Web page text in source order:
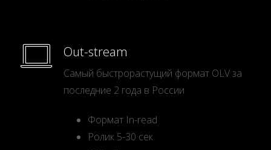
Out-stream
Самый быстрорастущий формат OLV за
последние 2 года в России
Формат In-read
Ролик 5-30 сек